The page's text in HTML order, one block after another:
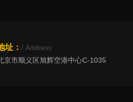
址： / Address
京市顺义区旭辉空港中心C-1035